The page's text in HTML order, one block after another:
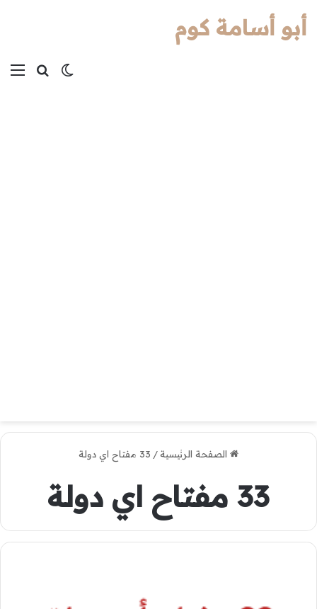
بحثالوضع
أبو أسامة كوم
الصفحة الرئيسية/ 33 مفتاح اي دولة
33 مفتاح اي دولة